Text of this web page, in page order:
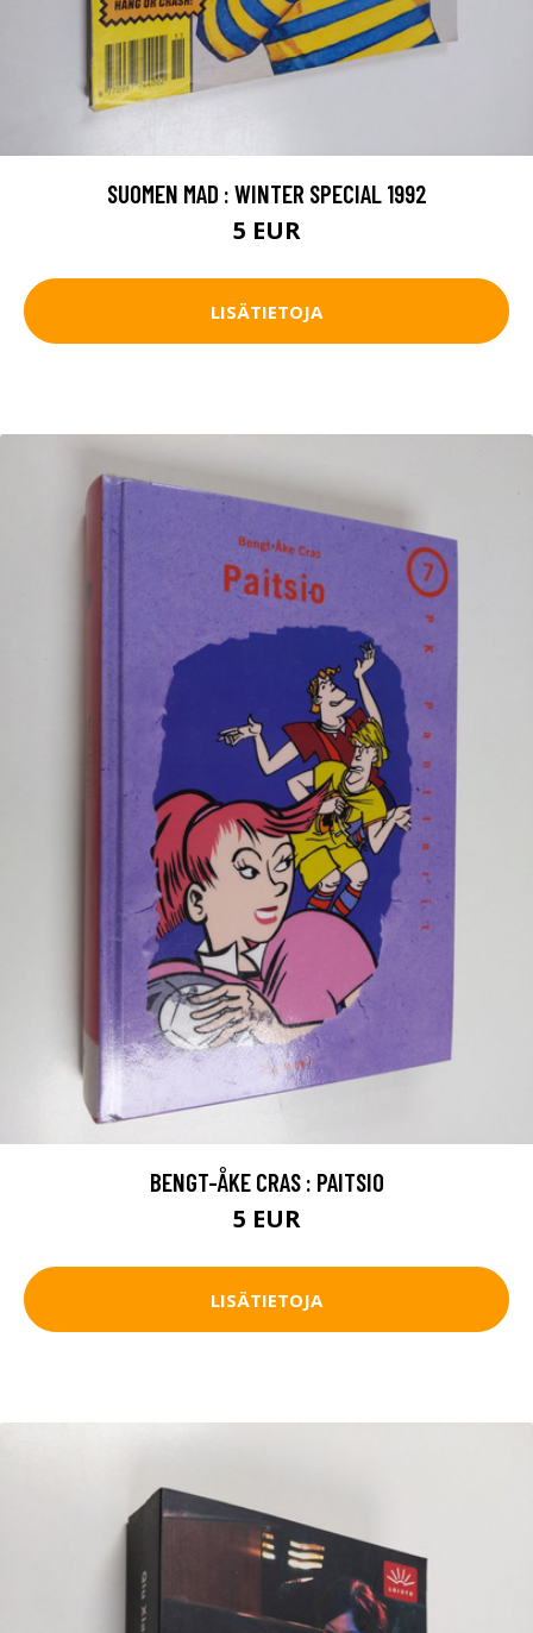
SUOMEN MAD : WINTER SPECIAL 1992
5 EUR
LISÄTIETOJA
BENGT-ÅKE CRAS : PAITSIO
5 EUR
LISÄTIETOJA